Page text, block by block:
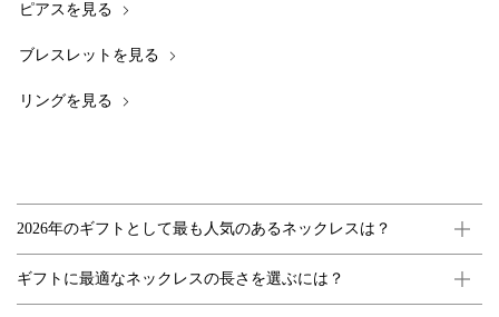
ピアスを見る
ブレスレットを見る
リングを見る
2026年のギフトとして最も人気のあるネックレスは？
ギフトに最適なネックレスの長さを選ぶには？